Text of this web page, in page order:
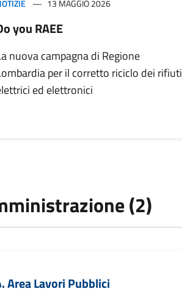
13 MAGGIO 2026
you RAEE
nuova campagna di Regione
per il corretto riciclo dei rifiuti
ed elettronici
(2)
Area Lavori Pubblici